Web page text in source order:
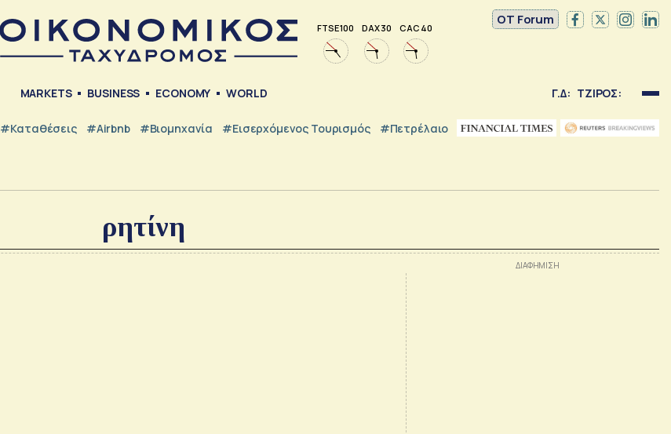
FTSE 100 DAX 30 CAC 40
OT Forum
MARKETS BUSINESS ECONOMY WORLD Γ.Δ: ΤΖΙΡΟΣ:
#Καταθέσεις #Airbnb #Βιομηχανία #εισερχόμενος Τουρισμός #Πετρέλαιο
ρητίνη